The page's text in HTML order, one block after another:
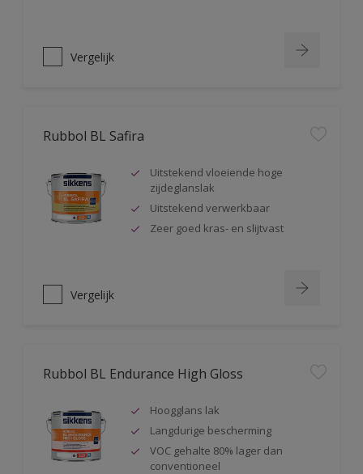
Vergelijk
Rubbol BL Safira
Uitstekend vloeiende hoge
zijdeglanslak
Uitstekend verwerkbaar
Zeer goed kras- en slijtvast
Vergelijk
Rubbol BL Endurance High Gloss
Hoogglans lak
Langdurige bescherming
VOC gehalte 80% lager dan
conventioneel